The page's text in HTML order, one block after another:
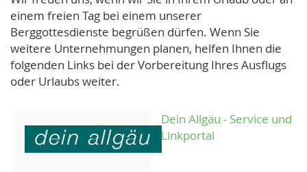
einem freien Tag bei einem unserer
Berggottesdienste begrüßen dürfen. Wenn Sie
weitere Unternehmungen planen, helfen Ihnen die
folgenden Links bei der Vorbereitung Ihres Ausflugs
oder Urlaubs weiter.
Dein Allgäu - Service und
Linkportal